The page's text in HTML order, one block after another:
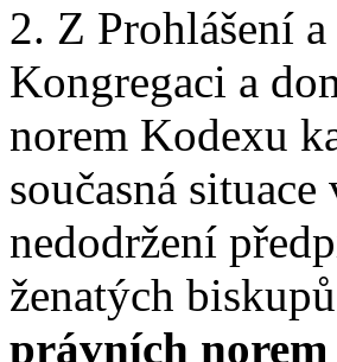
2. Z Prohlášení
Kongregaci a
norem Kodexu
současná
nedodržení
ženatých
právních